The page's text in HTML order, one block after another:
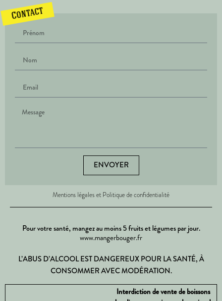
Contact
ENVOYER
Mentions légales et Politique de confidentialité
Pour votre santé, mangez au moins 5 fruits et légumes par jour.
www.mangerbouger.fr
L’ABUS D’ALCOOL EST DANGEREUX POUR LA SANTÉ, À
CONSOMMER AVEC MODÉRATION.
Interdiction de vente de boissons